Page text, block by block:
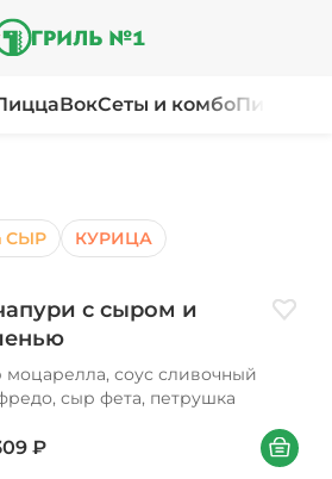
ВокСеты и комбоПироги
СЫР КУРИЦА
с сыром и
моцарелла, соус сливочный
сыр фета, петрушка
₽ В корзину